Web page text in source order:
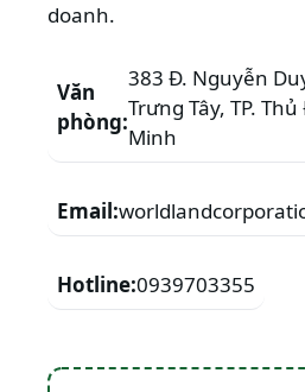
doanh.
Văn
phòng:
383 Đ. Nguyễn
Trưng Tây, TP.
Minh
Email:
Hotline:0939703355